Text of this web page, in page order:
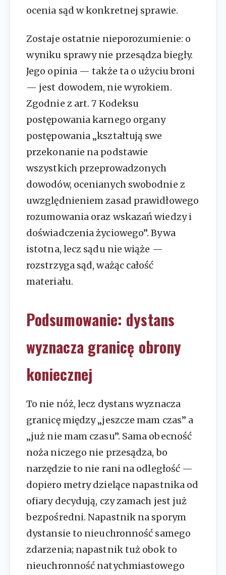
ocenia sąd w konkretnej sprawie.
Zostaje ostatnie nieporozumienie: o
wyniku sprawy nie przesądza biegły.
Jego opinia — także ta o użyciu broni
— jest dowodem, nie wyrokiem.
Zgodnie z art. 7 Kodeksu
postępowania karnego organy
postępowania „kształtują swe
przekonanie na podstawie
wszystkich przeprowadzonych
dowodów, ocenianych swobodnie z
uwzględnieniem zasad prawidłowego
rozumowania oraz wskazań wiedzy i
doświadczenia życiowego”. Bywa
istotna, lecz sądu nie wiąże —
rozstrzyga sąd, ważąc całość
materiału.
Podsumowanie: dystans
wyznacza granicę obrony
koniecznej
To nie nóż, lecz dystans wyznacza
granicę między „jeszcze mam czas” a
„już nie mam czasu”. Sama obecność
noża niczego nie przesądza, bo
narzędzie to nie rani na odległość —
dopiero metry dzielące napastnika od
ofiary decydują, czy zamach jest już
bezpośredni. Napastnik na sporym
dystansie to nieuchronność samego
zdarzenia; napastnik tuż obok to
nieuchronność natychmiastowego